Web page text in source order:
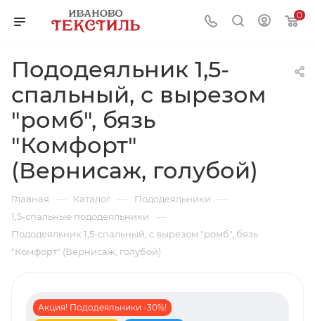
0
Пододеяльник 1,5-
спальный, с вырезом
"ромб", бязь
"Комфорт"
(Вернисаж, голубой)
Главная — Каталог — Пододеяльники —
1,5-спальные пододеяльники —
Пододеяльник 1,5-спальный, с вырезом "ромб", бязь
"Комфорт" (Вернисаж, голубой)
Акция! Пододеяльники -30%!